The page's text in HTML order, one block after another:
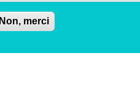
Non, merci